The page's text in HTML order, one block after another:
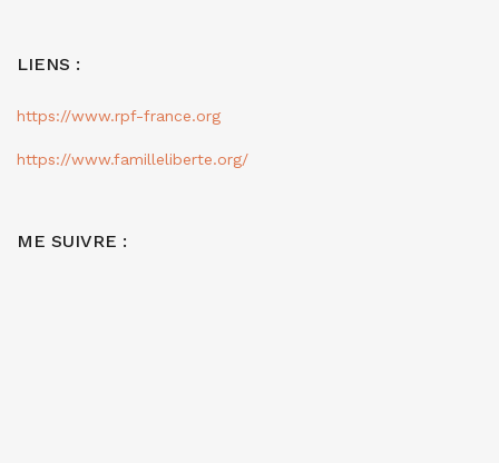
LIENS :
https://www.rpf-france.org
https://www.familleliberte.org/
ME SUIVRE :